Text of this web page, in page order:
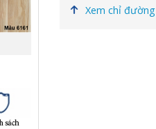
Xem chỉ đường